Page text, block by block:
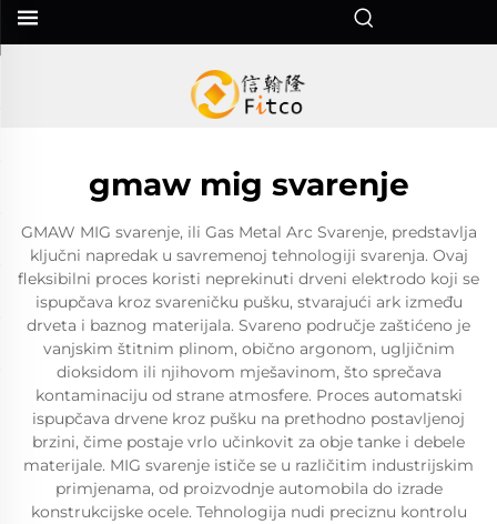
gmaw mig svarenje
GMAW MIG svarenje, ili Gas Metal Arc Svarenje, predstavlja
ključni napredak u savremenoj tehnologiji svarenja. Ovaj
fleksibilni proces koristi neprekinuti drveni elektrodo koji se
ispupčava kroz svareničku pušku, stvarajući ark između
drveta i baznog materijala. Svareno područje zaštićeno je
vanjskim štitnim plinom, obično argonom, ugljičnim
dioksidom ili njihovom mješavinom, što sprečava
kontaminaciju od strane atmosfere. Proces automatski
ispupčava drvene kroz pušku na prethodno postavljenoj
brzini, čime postaje vrlo učinkovit za obje tanke i debele
materijale. MIG svarenje ističe se u različitim industrijskim
primjenama, od proizvodnje automobila do izrade
konstrukcijske ocele. Tehnologija nudi preciznu kontrolu